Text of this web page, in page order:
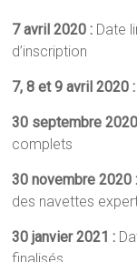
7 avril 2020 : Date
d’inscription
7, 8 et 9 avril 2020 :
30 septembre
complets
30 novembre 2020 :
des navettes
30 janvier 2021 :